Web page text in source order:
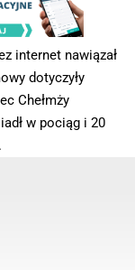
internet nawiązał
dotyczyły
Chełmży
w pociąg i 20